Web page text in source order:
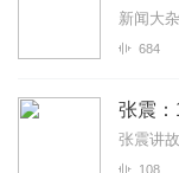
新闻大
684
张震
张震讲
108